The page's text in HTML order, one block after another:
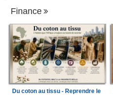
Finance
Du coton au tissu - Reprendre le